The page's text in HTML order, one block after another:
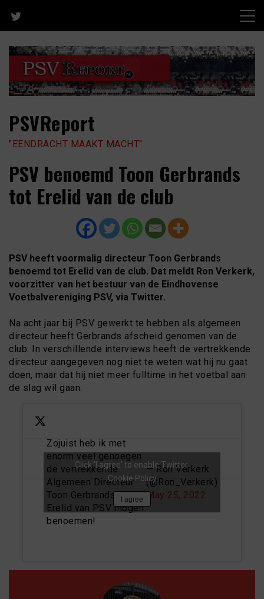
content
PSVReport
"EENDRACHT MAAKT MACHT"
PSV benoemd Toon Gerbrands
tot Erelid van de club
PSV heeft voormalig directeur Toon Gerbrands
benoemd tot Erelid van de club. Dat meldt Ron Verkerk,
voorzitter van het bestuur van de Eindhovense
Voetbalvereniging PSV, via Twitter.
Na acht jaar bij PSV gewerkt te hebben als algemeen
directeur heeft Gerbrands afscheid genomen van de
club. In verschillende interviews heeft de vertrekkende
directeur aangegeven nog niet te weten wat hij nu gaat
doen, maar dat hij niet meer fulltime in het voetbal aan
de slag wil gaan.
Zojuist heb ik met
enorm veel genoegen
de vertrekkende
Algemeen Directeur
Toon Gerbrands tot
Erelid van PSV mogen
benoemen!
— Ron Verkerk
(@Ron_Verkerk)
May 25, 2022
Click 'I agree' to enable Twitter
Cookie Policy
I agree